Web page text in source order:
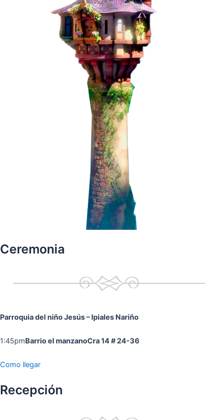
Ceremonia
Parroquia del niño Jesús– Ipiales Nariño
1:45pmBarrio el manzanoCra 14 # 24-36
Como llegar
Recepción